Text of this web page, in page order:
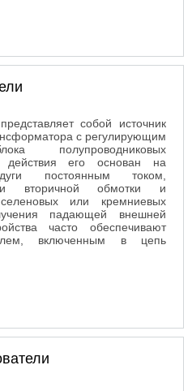
собой источник
с регулирующим
полупроводниковых
действия его основан на
постоянным током,
вторичной обмотки и
или кремниевых
падающей внешней
часто обеспечивают
включенным в цепь